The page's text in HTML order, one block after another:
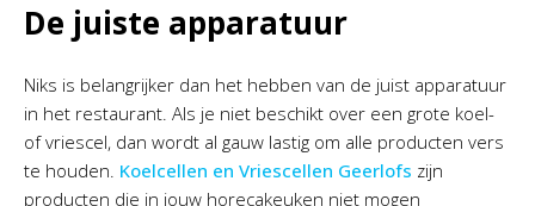
De juiste apparatuur
Niks is belangrijker dan het hebben van de juist apparatuur
in het restaurant. Als je niet beschikt over een grote koel-
of vriescel, dan wordt al gauw lastig om alle producten vers
te houden. Koelcellen en Vriescellen Geerlofs zijn
producten die in jouw horecakeuken niet mogen